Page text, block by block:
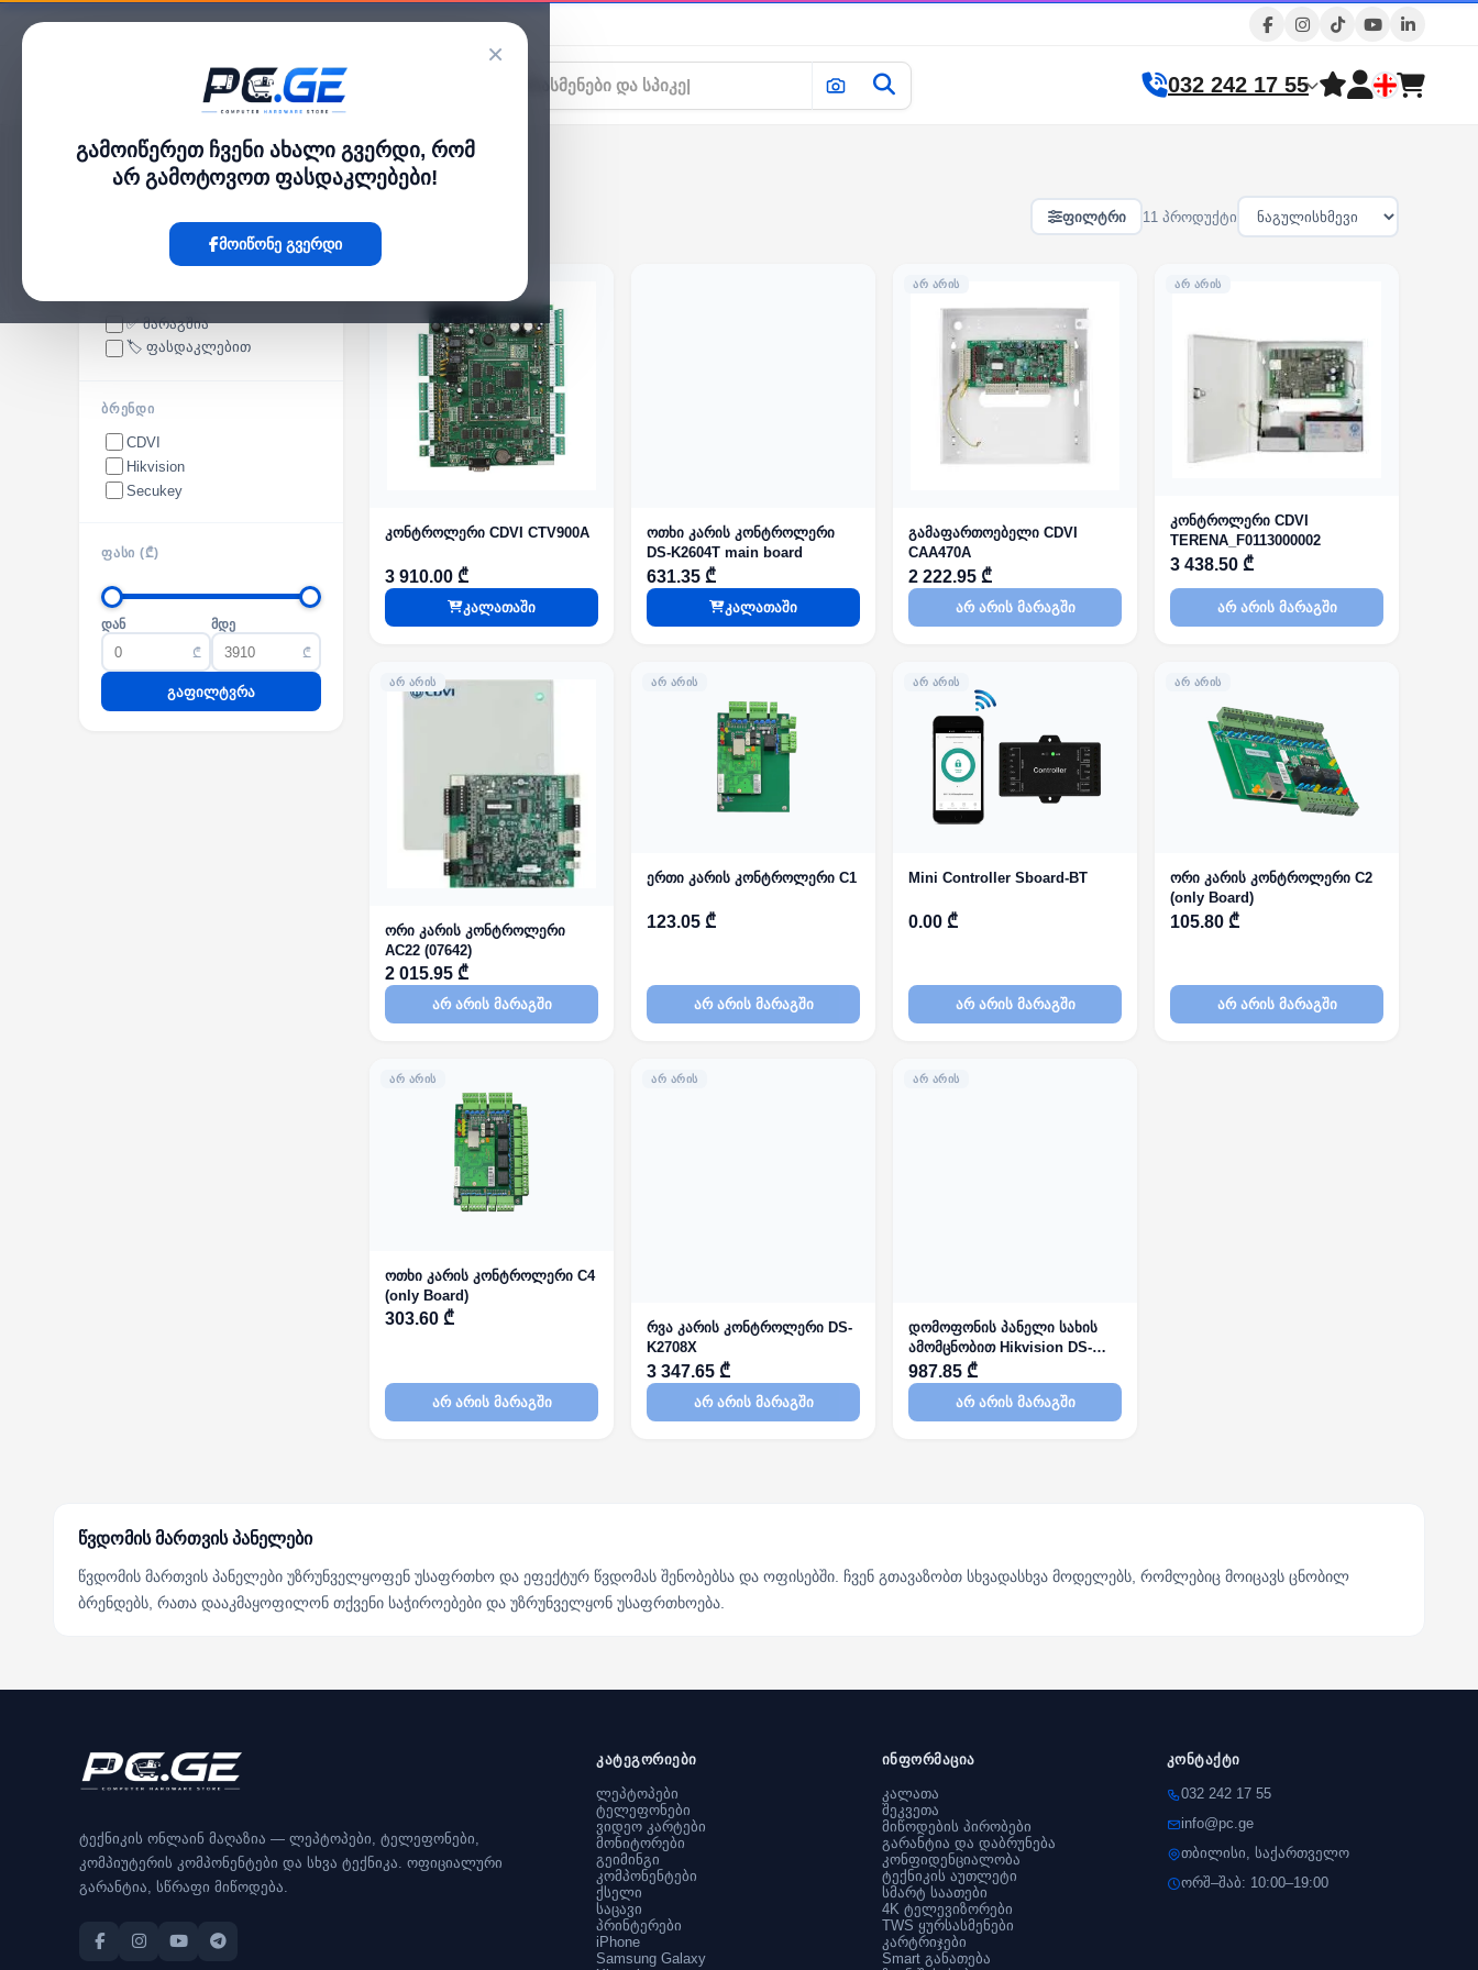
×
გამოიწერეთ ჩვენი ახალი გვერდი, რომ
არ გამოტოვოთ ფასდაკლებები!
მოიწონე გვერდი
კატალოგი 032 242 17 55
pc.ge/წვდომის მართვის პანელები
წვდომის მართვის პანელები ფილტრი 11 პროდუქტი
✅ მარაგშია
🏷️ ფასდაკლებით
ᲑᲠᲔᲜᲓᲘ
CDVI
Hikvision
Secukey
ᲤᲐᲡᲘ (₾)
დან
₾
მდე
₾
გაფილტვრა
კონტროლერი CDVI CTV900A
3 910.00 ₾
კალათაში
ოთხი კარის კონტროლერი
DS-K2604T main board
631.35 ₾
კალათაში
ᲐᲠ ᲐᲠᲘᲡ
გამაფართოებელი CDVI
CAA470A
2 222.95 ₾
არ არის მარაგში
ᲐᲠ ᲐᲠᲘᲡ
კონტროლერი CDVI
TERENA_F0113000002
3 438.50 ₾
არ არის მარაგში
ᲐᲠ ᲐᲠᲘᲡ
ორი კარის კონტროლერი
AC22 (07642)
2 015.95 ₾
არ არის მარაგში
ᲐᲠ ᲐᲠᲘᲡ
ერთი კარის კონტროლერი C1
123.05 ₾
არ არის მარაგში
ᲐᲠ ᲐᲠᲘᲡ
Mini Controller Sboard-BT
0.00 ₾
არ არის მარაგში
ᲐᲠ ᲐᲠᲘᲡ
ორი კარის კონტროლერი C2
(only Board)
105.80 ₾
არ არის მარაგში
ᲐᲠ ᲐᲠᲘᲡ
ოთხი კარის კონტროლერი C4
(only Board)
303.60 ₾
არ არის მარაგში
ᲐᲠ ᲐᲠᲘᲡ
რვა კარის კონტროლერი DS-
K2708X
3 347.65 ₾
არ არის მარაგში
ᲐᲠ ᲐᲠᲘᲡ
დომოფონის პანელი სახის
ამომცნობით Hikvision DS-
K1T344MBWX-QRE1
987.85 ₾
არ არის მარაგში
წვდომის მართვის პანელები
წვდომის მართვის პანელები უზრუნველყოფენ უსაფრთხო და ეფექტურ წვდომას შენობებსა და ოფისებში. ჩვენ გთავაზობთ სხვადასხვა მოდელებს, რომლებიც მოიცავს ცნობილ
ბრენდებს, რათა დააკმაყოფილონ თქვენი საჭიროებები და უზრუნველყონ უსაფრთხოება.
ტექნიკის ონლაინ მაღაზია — ლეპტოპები, ტელეფონები,
კომპიუტერის კომპონენტები და სხვა ტექნიკა. ოფიციალური
გარანტია, სწრაფი მიწოდება.
კატეგორიები
ლეპტოპები
ტელეფონები
ვიდეო კარტები
მონიტორები
გეიმინგი
კომპონენტები
ქსელი
საცავი
პრინტერები
iPhone
Samsung Galaxy
ინფორმაცია
კალათა
შეკვეთა
მიწოდების პირობები
გარანტია და დაბრუნება
კონფიდენციალობა
ტექნიკის აუთლეტი
სმარტ საათები
4K ტელევიზორები
TWS ყურსასმენები
კარტრიჯები
Smart განათება
კონტაქტი
032 242 17 55
info@pc.ge
თბილისი, საქართველო
ორშ–შაბ: 10:00–19:00